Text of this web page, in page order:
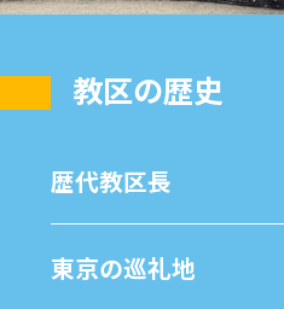
教区の歴史
歴代教区⻑
東京の巡礼地